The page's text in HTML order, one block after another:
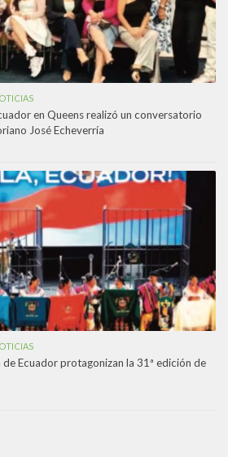
en Queens realizó un conversatorio
José Echeverría
Ecuador protagonizan la 31ª edición de